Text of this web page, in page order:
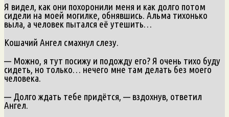
Я видел, как они похоронили меня и как долго потом
сидели на моей могилке, обнявшись. Альма тихонько
выла, а человек пытался её утешить…
Кошачий Ангел смахнул слезу.
— Можно, я тут посижу и подожду его? Я очень тихо буду
сидеть, но только… нечего мне там делать без моего
человека.
— Долго ждать тебе придётся, — вздохнув, ответил
Ангел.